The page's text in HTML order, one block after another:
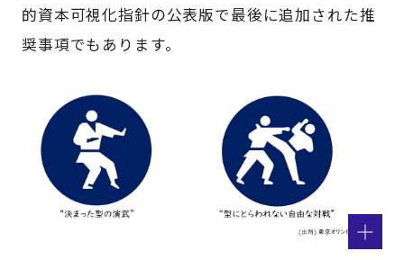
的資本可視化指針の公表版で最後に追加された推
奨事項でもあります。